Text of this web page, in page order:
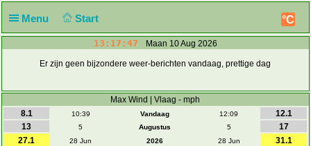
Menu Start °C
13:17:47 Maan 10 Aug 2026
Er zijn geen bijzondere weer-berichten vandaag, prettige dag
Max Wind | Vlaag - mph
8.1
10:39 Vandaag 12:09
12.1
13
5 Augustus 5
17
27.1
28 Jun 2026 28 Jun
31.1